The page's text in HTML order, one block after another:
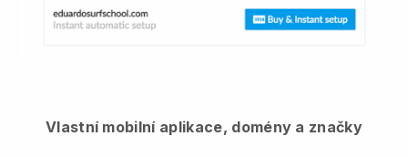
Vlastní mobilní aplikace, domény a značky